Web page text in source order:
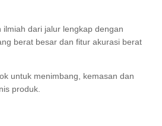
dari jalur lengkap dengan
berat besar dan fitur akurasi berat
untuk menimbang, kemasan dan
produk.